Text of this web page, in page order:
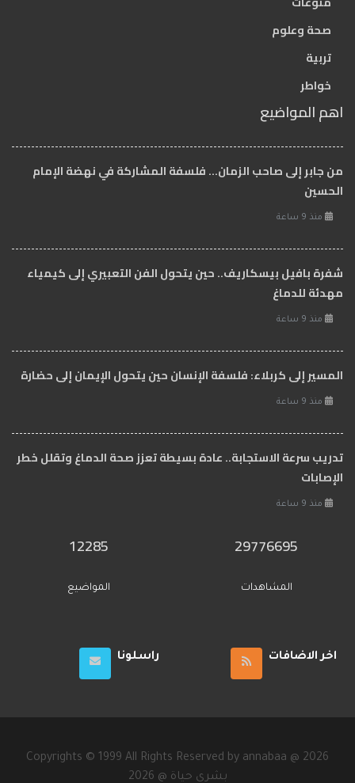
صحة وعلوم
تربية
خواطر
اهم المواضيع
من جابر إلى صاحب الزمان… فلسفة المشاركة في نهضة الإمام
الحسين
منذ 9 ساعة
شفرة بافيل بيسكاريف.. حين يتحول الفن التعبيري إلى كيمياء
مهدئة للدماغ
منذ 9 ساعة
المسير إلى كربلاء: فلسفة الإنسان حين يتحول الإيمان إلى حضارة
منذ 9 ساعة
تدريب سرعة الاستجابة.. عادة بسيطة تعزز صحة الدماغ وتقلل خطر
الإصابات
منذ 9 ساعة
29776695
المشاهدات
12285
المواضيع
اخر الاضافات راسلونا
Copyrights © 1999 All Rights Reserved by annabaa @ 2026
2026 @ بشرى حياة